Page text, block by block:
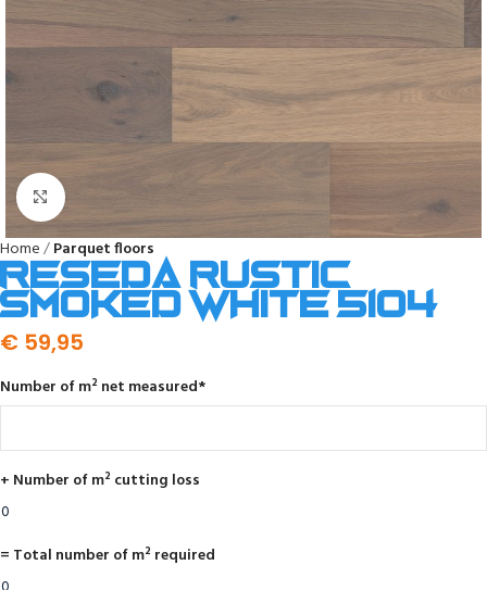
Home Parquet floors
Reseda rustic
smoked white 5104
€ 59,95
Number of m² net measured*
+ Number of m² cutting loss
= Total number of m² required
Click to enlarge